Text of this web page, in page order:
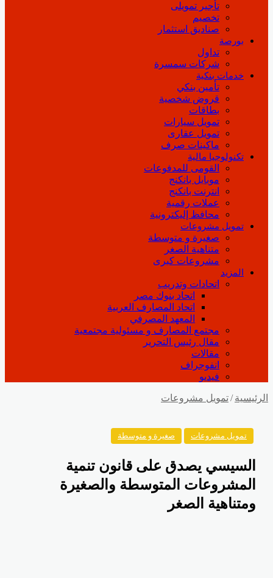
تأجير تمويلى
تخصيم
صناديق استثمار
بورصة
تداول
شركات سمسرة
خدمات بنكية
تأمين بنكي
قروض شخصية
بطاقات
تمويل سيارات
تمويل عقارى
ماكينات صرف
تكنولوجيا مالية
القومى للمدفوعات
موبايل بانكنج
انترنت بانكنج
عملات رقمية
محافظ إليكترونية
تمويل مشروعات
صغيرة و متوسطة
متناهية الصغر
مشروعات كبرى
المزيد
اتحادات وتدريب
اتحاد بنوك مصر
اتحاد المصارف العربية
المعهد المصرفي
مجتمع المصارف و مسئولية مجتمعية
مقال رئيس التحرير
مقالات
انفوجراف
فيديو
/تمويل مشروعات
تمويل مشروعات صغيرة و متوسطة
السيسي يصدق على قانون تنمية
المشروعات المتوسطة والصغيرة
ومتناهية الصغر